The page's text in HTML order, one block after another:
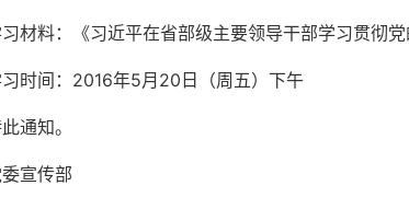
材料：《习近平在省部级主要领导干部学习贯彻
时间：2016年5月20日（周五）下午
通知。
宣传部